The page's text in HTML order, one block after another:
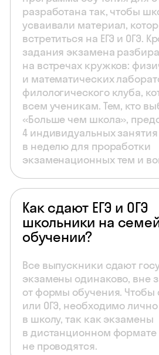
разработана так, чтобы
усваивали материал,
встретиться на ЕГЭ и ОГЭ.
задания экзамена
на встречах кружков:
и математических
филологического клуба,
всем ученикам. Тем, кто
«Больше чем школа»,
4 индивидуальных
в неделю для проработки
экзаменационных тем и
Как сдают ЕГЭ и ОГЭ
школьники на
обучении?
Все выпускники сдают
экзамены одинаково, вне
от формы обучения. Чтобы
или ОГЭ, необходимо лично
в школу, так как экзамены
в дистанционном формате
не проводятся.